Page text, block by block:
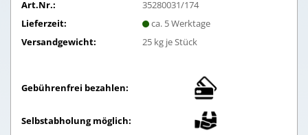
Art.Nr.:
35280031/174
Lieferzeit:
ca. 5 Werktage
Versandgewicht:
25kg je Stück
Gebührenfrei bezahlen:
Selbstabholung möglich: